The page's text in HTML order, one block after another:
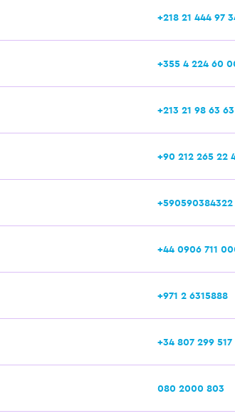
+218 21 444 97
+355 4 224 60
+213 21 98 63 63
+90 212 265 22
+590590384322
+44 0906 711
+971 2 6315888
+34 807 299 517
080 2000 803